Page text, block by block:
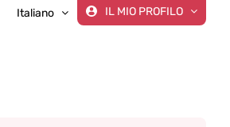
Italiano IL MIO PROFILO